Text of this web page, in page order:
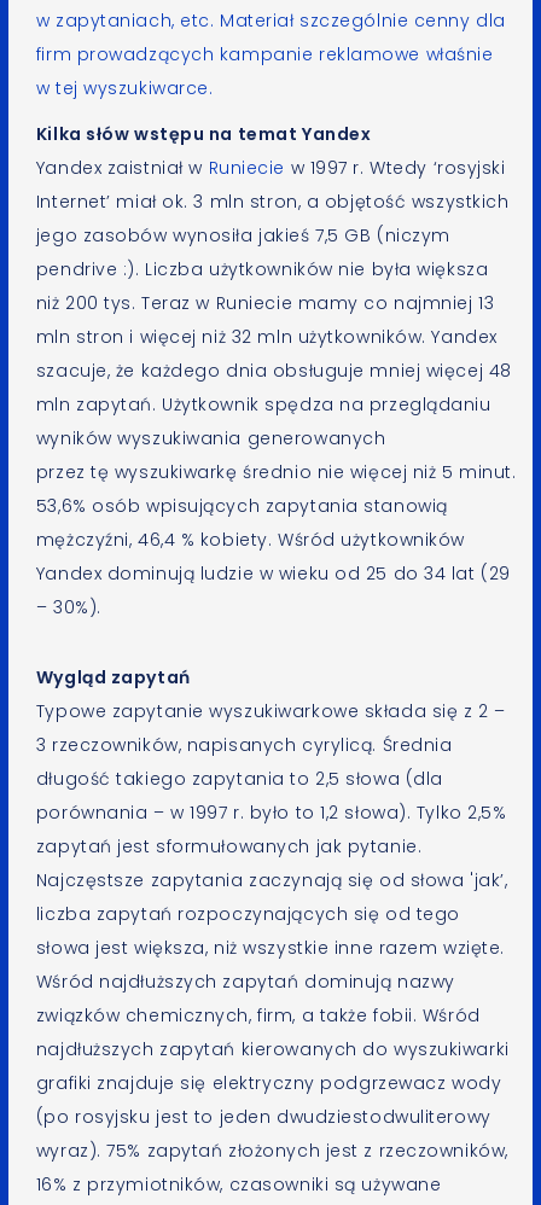
w zapytaniach, etc. Materiał szczególnie cenny dla
firm prowadzących kampanie reklamowe właśnie
w tej wyszukiwarce.
Kilka słów wstępu na temat Yandex
Yandex zaistniał w Runiecie w 1997 r. Wtedy ‘rosyjski
Internet’ miał ok. 3 mln stron, a objętość wszystkich
jego zasobów wynosiła jakieś 7,5 GB (niczym
pendrive :). Liczba użytkowników nie była większa
niż 200 tys. Teraz w Runiecie mamy co najmniej 13
mln stron i więcej niż 32 mln użytkowników. Yandex
szacuje, że każdego dnia obsługuje mniej więcej 48
mln zapytań. Użytkownik spędza na przeglądaniu
wyników wyszukiwania generowanych
przez tę wyszukiwarkę średnio nie więcej niż 5 minut.
53,6% osób wpisujących zapytania stanowią
mężczyźni, 46,4 % kobiety. Wśród użytkowników
Yandex dominują ludzie w wieku od 25 do 34 lat (29
– 30%).
Wygląd zapytań
Typowe zapytanie wyszukiwarkowe składa się z 2 –
3 rzeczowników, napisanych cyrylicą. Średnia
długość takiego zapytania to 2,5 słowa (dla
porównania – w 1997 r. było to 1,2 słowa). Tylko 2,5%
zapytań jest sformułowanych jak pytanie.
Najczęstsze zapytania zaczynają się od słowa 'jak’,
liczba zapytań rozpoczynających się od tego
słowa jest większa, niż wszystkie inne razem wzięte.
Wśród najdłuższych zapytań dominują nazwy
związków chemicznych, firm, a także fobii. Wśród
najdłuższych zapytań kierowanych do wyszukiwarki
grafiki znajduje się elektryczny podgrzewacz wody
(po rosyjsku jest to jeden dwudziestodwuliterowy
wyraz). 75% zapytań złożonych jest z rzeczowników,
16% z przymiotników, czasowniki są używane